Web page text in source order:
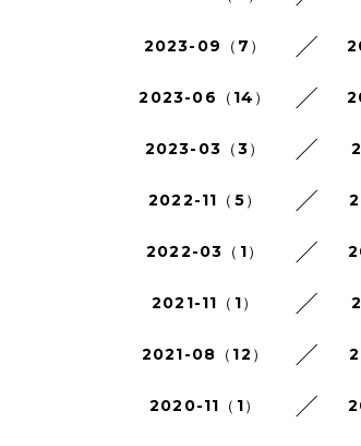
2023-09（7）
2023-06（14）
2023-03（3）
2022-11（5）
2022-03（1）
2021-11（1）
2021-08（12）
2020-11（1）